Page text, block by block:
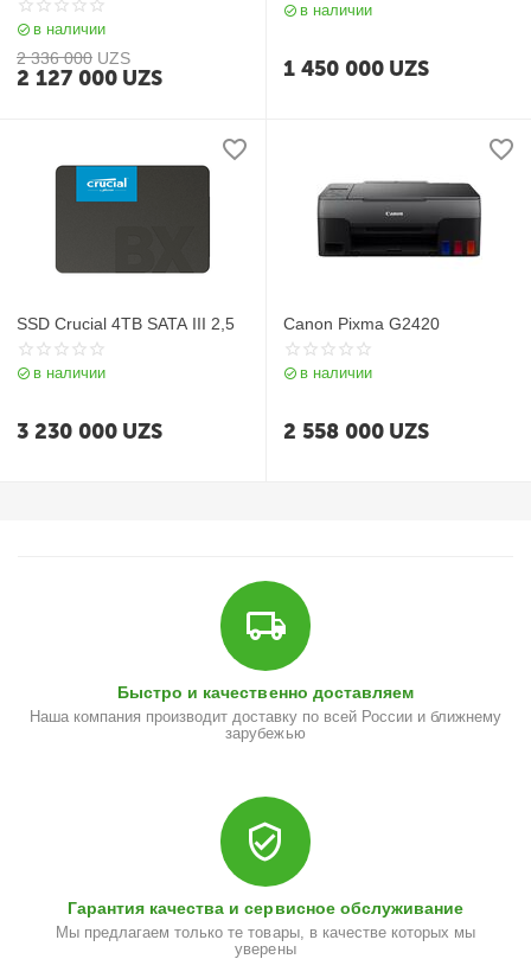
в наличии
2 336 000 UZS
2 127 000 UZS
в наличии
1 450 000 UZS
SSD Crucial 4TB SATA III 2,5
в наличии
3 230 000 UZS
Canon Pixma G2420
в наличии
2 558 000 UZS
Быстро и качественно доставляем
Наша компания производит доставку по всей России и ближнему
зарубежью
Гарантия качества и сервисное обслуживание
Мы предлагаем только те товары, в качестве которых мы
уверены